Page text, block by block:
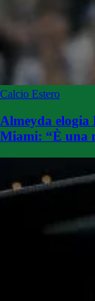
Calcio Estero
Almeyda
Miami: “È una